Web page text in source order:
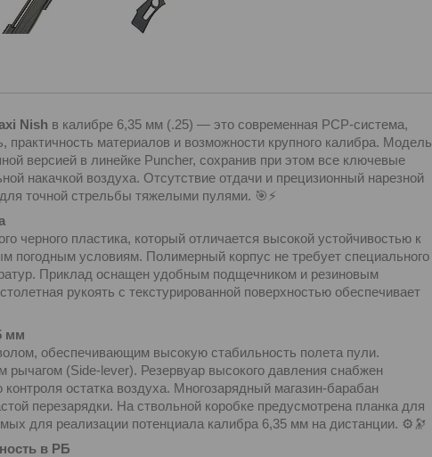
Nish в калибре 6,35 мм (.25) — это современная PCP-система,
материалов и возможности крупного калибра. Модель
версией в линейке Puncher, сохранив при этом все ключевые
накачкой воздуха. Отсутствие отдачи и прецизионный нарезной
точной стрельбы тяжелыми пулями. 🎯⚡
черного пластика, который отличается высокой устойчивостью к
погодным условиям. Полимерный корпус не требует специального
Приклад оснащен удобным подщечником и резиновым
рукоять с текстурированной поверхностью обеспечивает
мм
обеспечивающим высокую стабильность полета пули.
(Side-lever). Резервуар высокого давления снабжен
остатка воздуха. Многозарядный магазин-барабан
перезарядки. На ствольной коробке предусмотрена планка для
для реализации потенциала калибра 6,35 мм на дистанции. ⚙️🔭
в РБ